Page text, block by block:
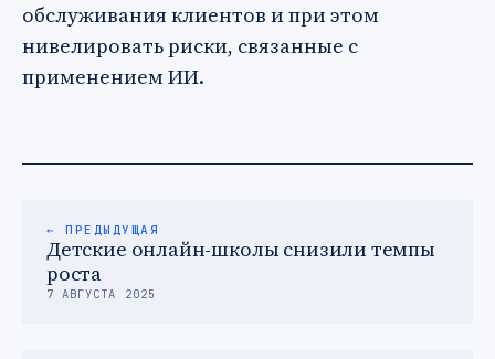
обслуживания клиентов и при этом
нивелировать риски, связанные с
применением ИИ.
← ПРЕДЫДУЩАЯ
Детские онлайн-школы снизили темпы
роста
7 АВГУСТА 2025